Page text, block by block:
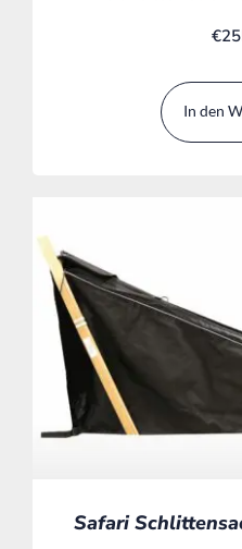
€
In den
Safari